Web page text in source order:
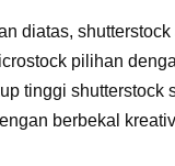
diatas,
pilihan
tinggi
berbekal